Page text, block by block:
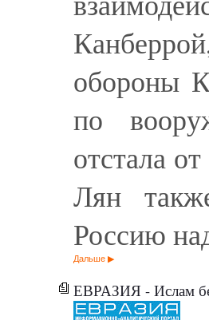
обороны
по
отстала
Лян
Россию
Дальше
ЕВРАЗИЯ - Ислам